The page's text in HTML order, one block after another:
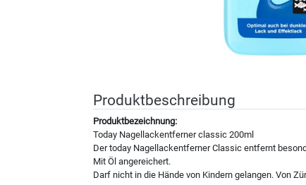
Produktbeschreibung
Produktbezeichnung:
Today Nagellackentferner classic 200ml
Der today Nagellackentferner Classic entfernt
Mit Öl angereichert.
Darf nicht in die Hände von Kindern gelangen. Von